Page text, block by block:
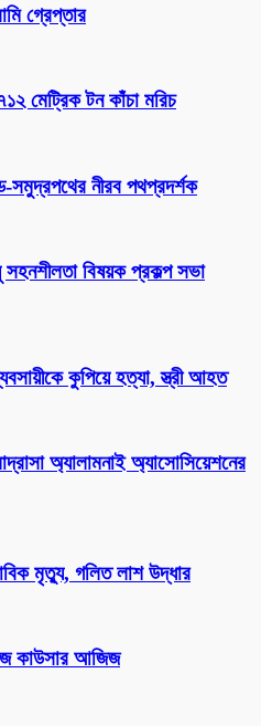
গ্রেপ্তার
মেট্রিক টন কাঁচা মরিচ
নীরব পথপ্রদর্শক
বিষয়ক প্রকল্প সভা
কুপিয়ে হত্যা, স্ত্রী আহত
অ্যালামনাই অ্যাসোসিয়েশনের
মৃত্যু, গলিত লাশ উদ্ধার
কাউসার আজিজ